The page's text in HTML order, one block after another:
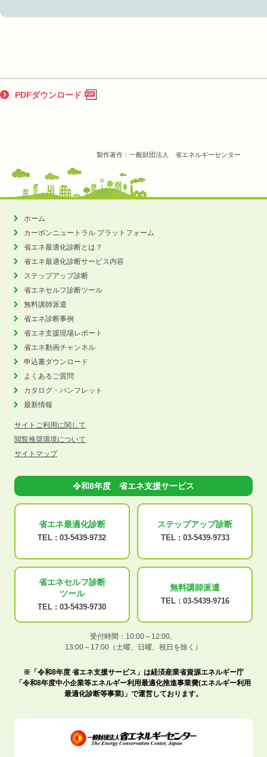
PDFダウンロード
製作著作：一般財団法人 省エネルギーセンター
ホーム
カーボンニュートラル プラットフォーム
省エネ最適化診断とは？
省エネ最適化診断サービス内容
ステップアップ診断
省エネセルフ診断ツール
無料講師派遣
省エネ診断事例
省エネ支援現場レポート
省エネ動画チャンネル
申込書ダウンロード
よくあるご質問
カタログ・パンフレット
最新情報
サイトご利用に関して
閲覧推奨環境について
サイトマップ
令和8年度 省エネ支援サービス
省エネ最適化診断
TEL : 03-5439-9732
ステップアップ診断
TEL : 03-5439-9733
省エネセルフ診断
ツール
TEL : 03-5439-9730
無料講師派遣
TEL : 03-5439-9716
受付時間：10:00～12:00、
13:00～17:00（土曜、日曜、祝日を除く）
※「令和8年度 省エネ支援サービス」は経済産業省資源エネルギー庁
「令和8年度中小企業等エネルギー利用最適化推進事業費(エネルギー利用
最適化診断等事業)」で運営しております。